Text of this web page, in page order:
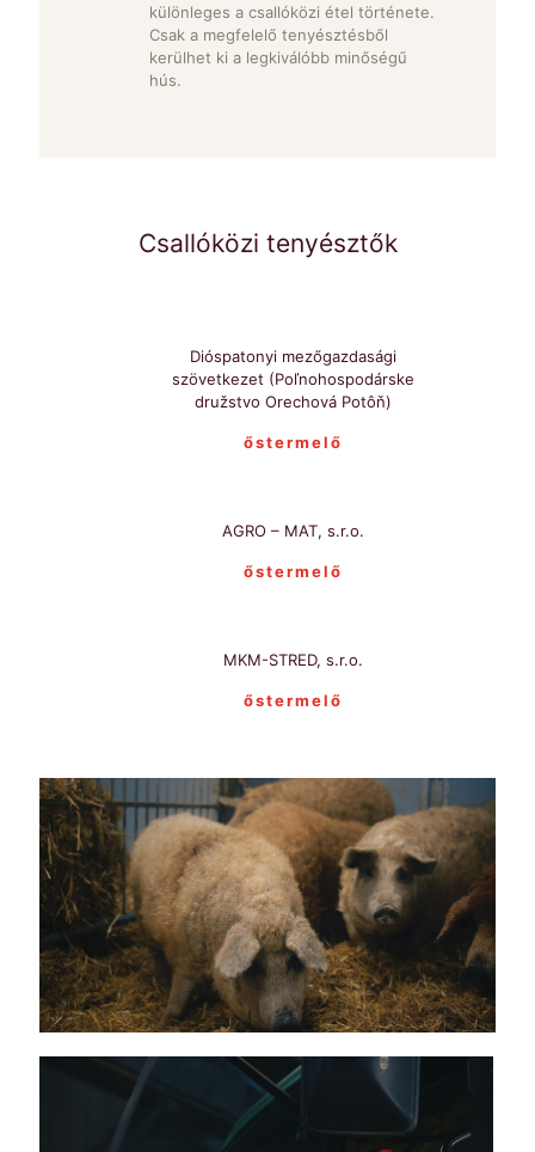
különleges a csallóközi étel története.
Csak a megfelelő tenyésztésből
kerülhet ki a legkiválóbb minőségű
hús.
Csallóközi tenyésztők
Dióspatonyi mezőgazdasági
szövetkezet (Poľnohospodárske
družstvo Orechová Potôň)
őstermelő
AGRO – MAT, s.r.o.
őstermelő
MKM-STRED, s.r.o.
őstermelő